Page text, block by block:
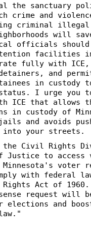
the sanctuary
crime and
criminal
will
officials
facilities
fully with ICE,
and
in custody
I urge you
ICE that allows
in custody of
and avoids
into your streets.
the Civil Rights
Justice to
voter
with federal
Act of
sense request will
elections and